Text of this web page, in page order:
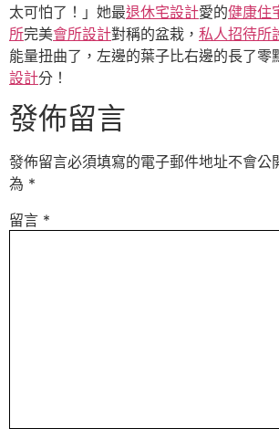
太可怕了！」她最退休宅設計愛的健康住
所完美會所設計對稱的盆栽， 私人招待所
能量扭曲了，左邊的葉子比右邊的長了零
設計分！
發佈留言
發佈留言必須填寫的電子郵件地址不會公
為 *
留言 *